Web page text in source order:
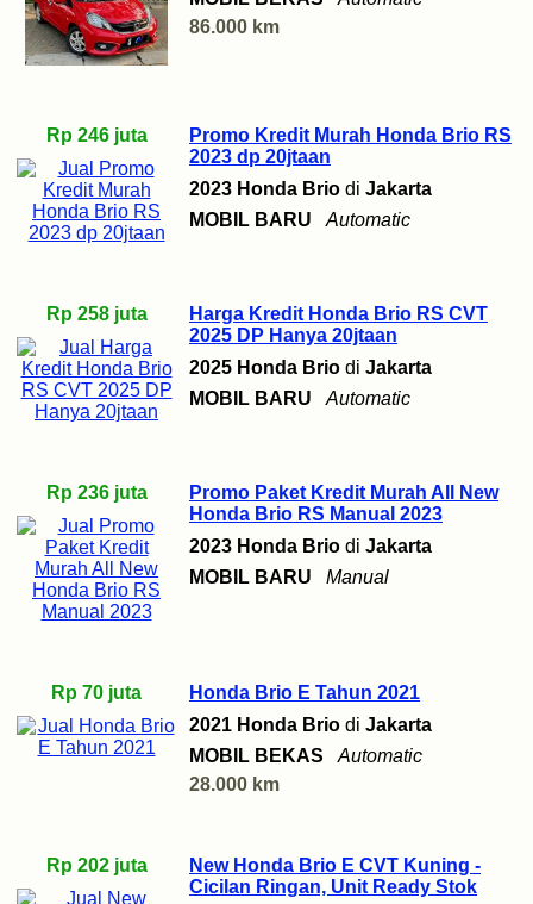
86.000 km
Rp 246 juta
Promo Kredit Murah Honda Brio RS
2023 dp 20jtaan
2023 Honda Brio di Jakarta
MOBIL BARU
Automatic
Rp 258 juta
Harga Kredit Honda Brio RS CVT
2025 DP Hanya 20jtaan
2025 Honda Brio di Jakarta
MOBIL BARU
Automatic
Rp 236 juta
Promo Paket Kredit Murah All New
Honda Brio RS Manual 2023
2023 Honda Brio di Jakarta
MOBIL BARU
Manual
Rp 70 juta
Honda Brio E Tahun 2021
2021 Honda Brio di Jakarta
MOBIL BEKAS
Automatic
28.000 km
Rp 202 juta
New Honda Brio E CVT Kuning -
Cicilan Ringan, Unit Ready Stok